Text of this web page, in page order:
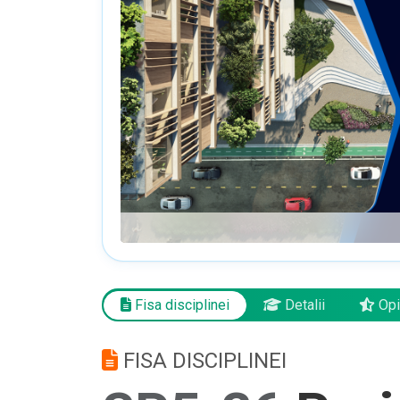
Fisa disciplinei Detalii
FISA DISCIPLINEI